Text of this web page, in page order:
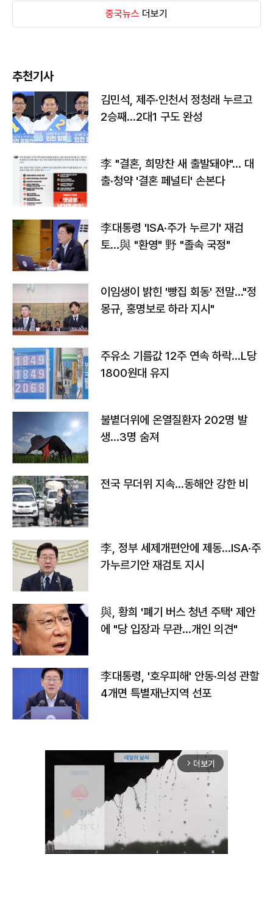
중국뉴스 더보기
추천기사
김민석, 제주·인천서 정청래 누르고
2승째…2대1 구도 완성
李 "결혼, 희망찬 새 출발돼야"… 대
출·청약 '결혼 페널티' 손본다
李대통령 'ISA·주가 누르기' 재검
토…與 "환영" 野 "졸속 국정"
이임생이 밝힌 '빵집 회동' 전말…"정
몽규, 홍명보로 하라 지시"
주유소 기름값 12주 연속 하락…L당
1800원대 유지
불볕더위에 온열질환자 202명 발
생…3명 숨져
전국 무더위 지속…동해안 강한 비
李, 정부 세제개편안에 제동…ISA·주
가누르기안 재검토 지시
與, 황희 '폐기 버스 청년 주택' 제안
에 "당 입장과 무관…개인 의견"
李대통령, '호우피해' 안동·의성 관할
4개면 특별재난지역 선포
arrow_forward_ios 더보기